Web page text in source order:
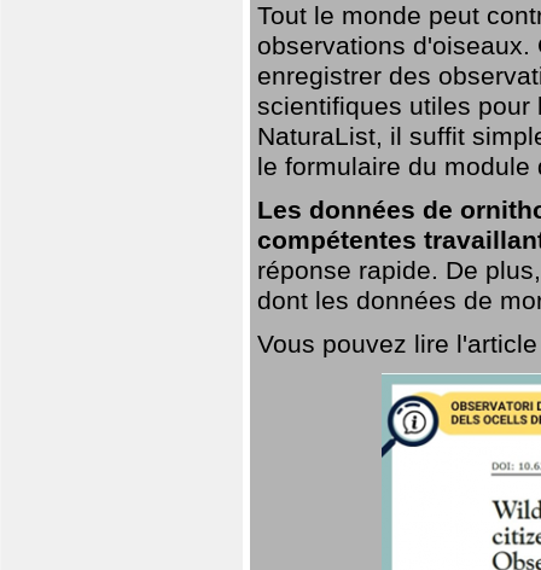
Tout le monde peut
observations
enregistrer des
scientifiques utiles pour
NaturaList, il suffit
le formulaire du module
Les données de
compétentes
réponse rapide. De
dont les données de
Vous pouvez lire